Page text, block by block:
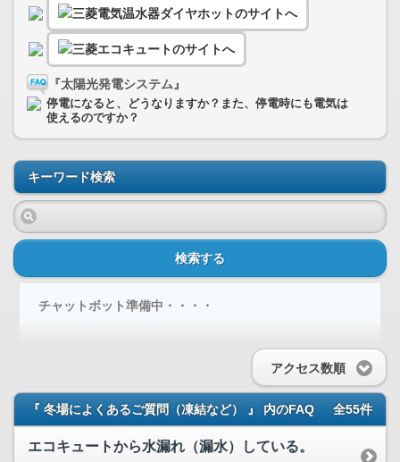
『太陽光発電システム』
停電になると、どうなりますか？また、停電時にも電気は
使えるのですか？
キーワード検索
検索する
チャットボット準備中・・・・
アクセス数順
『 冬場によくあるご質問（凍結など） 』 内のFAQ 全55件
エコキュートから水漏れ（漏水）している。